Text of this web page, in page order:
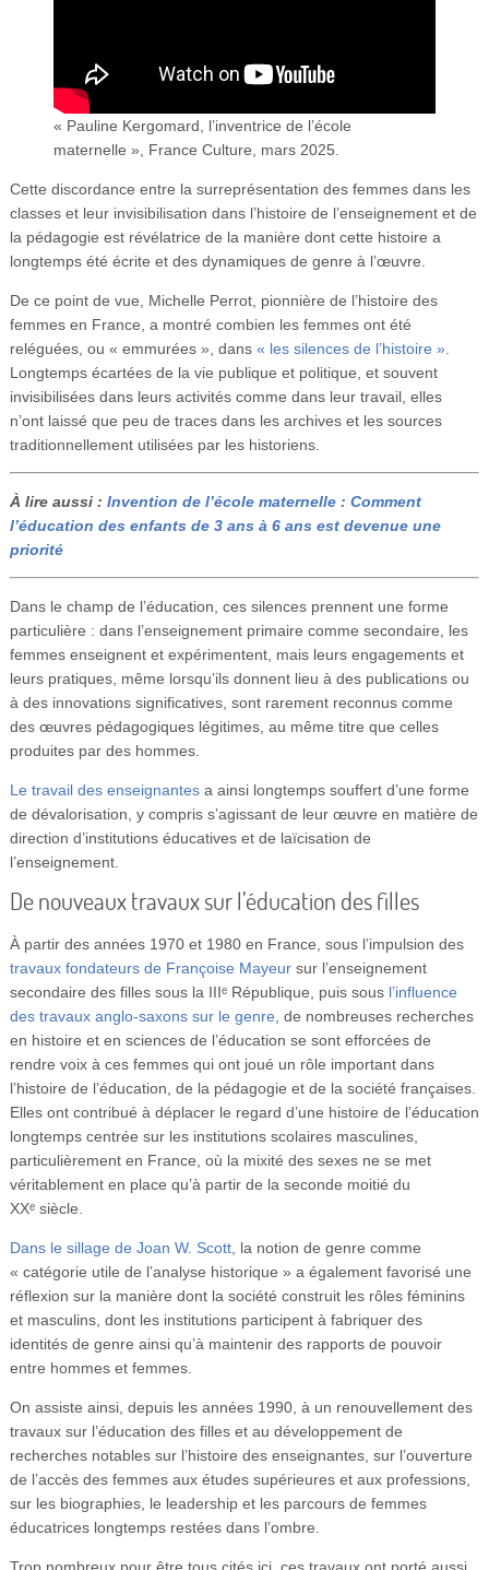
« Pauline Kergomard, l’inventrice de l’école
maternelle », France Culture, mars 2025.
Cette discordance entre la surreprésentation des femmes dans les
classes et leur invisibilisation dans l’histoire de l’enseignement et de
la pédagogie est révélatrice de la manière dont cette histoire a
longtemps été écrite et des dynamiques de genre à l’œuvre.
De ce point de vue, Michelle Perrot, pionnière de l’histoire des
femmes en France, a montré combien les femmes ont été
reléguées, ou « emmurées », dans « les silences de l’histoire ».
Longtemps écartées de la vie publique et politique, et souvent
invisibilisées dans leurs activités comme dans leur travail, elles
n’ont laissé que peu de traces dans les archives et les sources
traditionnellement utilisées par les historiens.
À lire aussi : Invention de l’école maternelle : Comment
l’éducation des enfants de 3 ans à 6 ans est devenue une
priorité
Dans le champ de l’éducation, ces silences prennent une forme
particulière : dans l’enseignement primaire comme secondaire, les
femmes enseignent et expérimentent, mais leurs engagements et
leurs pratiques, même lorsqu’ils donnent lieu à des publications ou
à des innovations significatives, sont rarement reconnus comme
des œuvres pédagogiques légitimes, au même titre que celles
produites par des hommes.
Le travail des enseignantesa ainsi longtemps souffert d’une forme
de dévalorisation, y compris s’agissant de leur œuvre en matière de
direction d’institutions éducatives et de laïcisation de
l’enseignement.
De nouveaux travaux sur l’éducation des filles
À partir des années 1970 et 1980 en France, sous l’impulsion des
travaux fondateurs de Françoise Mayeursur l’enseignement
secondaire des filles sous la IIIᵉ République, puis sous l’influence
des travaux anglo-saxons sur le genre, de nombreuses recherches
en histoire et en sciences de l’éducation se sont efforcées de
rendre voix à ces femmes qui ont joué un rôle important dans
l’histoire de l’éducation, de la pédagogie et de la société françaises.
Elles ont contribué à déplacer le regard d’une histoire de l’éducation
longtemps centrée sur les institutions scolaires masculines,
particulièrement en France, où la mixité des sexes ne se met
véritablement en place qu’à partir de la seconde moitié du
XXᵉ siècle.
Dans le sillage de Joan W. Scott, la notion de genre comme
« catégorie utile de l’analyse historique » a également favorisé une
réflexion sur la manière dont la société construit les rôles féminins
et masculins, dont les institutions participent à fabriquer des
identités de genre ainsi qu’à maintenir des rapports de pouvoir
entre hommes et femmes.
On assiste ainsi, depuis les années 1990, à un renouvellement des
travaux sur l’éducation des filles et au développement de
recherches notables sur l’histoire des enseignantes, sur l’ouverture
de l’accès des femmes aux études supérieures et aux professions,
sur les biographies, le leadership et les parcours de femmes
éducatrices longtemps restées dans l’ombre.